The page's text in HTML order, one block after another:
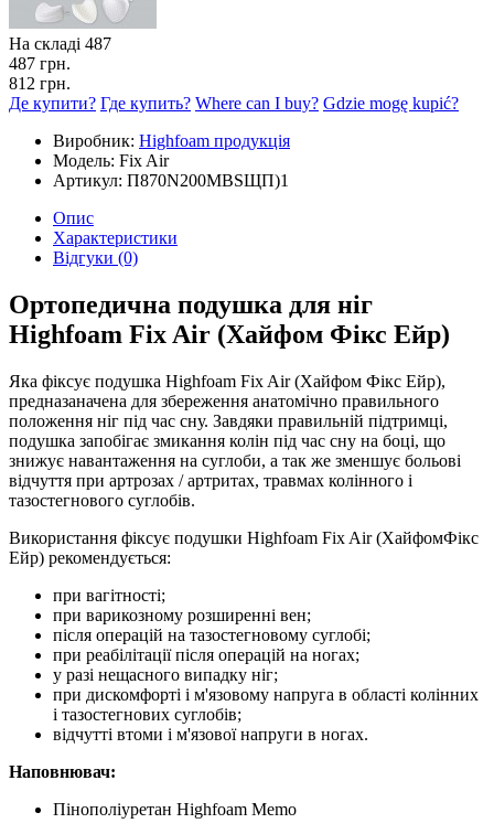
На складі 487
487 грн.
812 грн.
Де купити? Где купить? Where can I buy? Gdzie mogę kupić?
Виробник: Highfoam продукція
Модель: Fix Air
Артикул: П870N200MBSЩП)1
Опис
Характеристики
Відгуки (0)
Ортопедична подушка для ніг
Highfoam Fix Air (Хайфом Фікс Ейр)
Яка фіксує подушка Highfoam Fix Air (Хайфом Фікс Ейр),
предназаначена для збереження анатомічно правильного
положення ніг під час сну. Завдяки правильній підтримці,
подушка запобігає змикання колін під час сну на боці, що
знижує навантаження на суглоби, а так же зменшує больові
відчуття при артрозах / артритах, травмах колінного і
тазостегнового суглобів.
Використання фіксує подушки Highfoam Fix Air (ХайфомФікс
Ейр) рекомендується:
при вагітності;
при варикозному розширенні вен;
після операцій на тазостегновому суглобі;
при реабілітації після операцій на ногах;
у разі нещасного випадку ніг;
при дискомфорті і м'язовому напруга в області колінних
і тазостегнових суглобів;
відчутті втоми і м'язової напруги в ногах.
Наповнювач:
Пінополіуретан Highfoam Memo